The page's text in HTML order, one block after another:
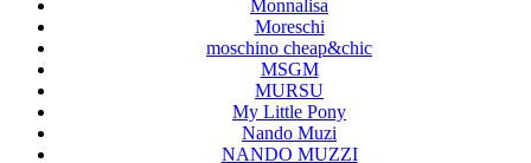
Monnalisa
Moreschi
moschino cheap&chic
MSGM
MURSU
My Little Pony
Nando Muzi
NANDO MUZZI